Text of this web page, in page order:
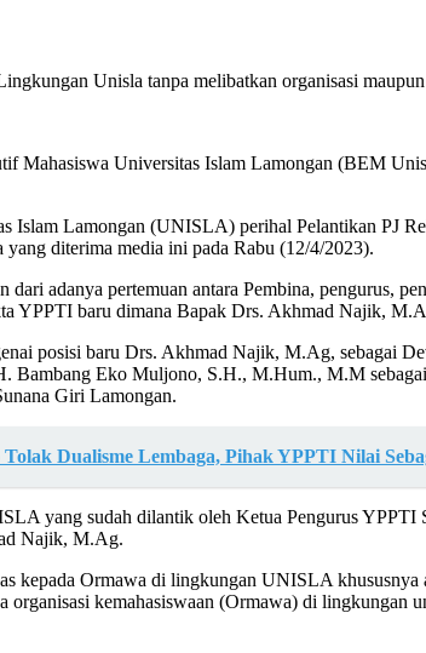
Unisla tanpa melibatkan organisasi
Mahasiswa Universitas Islam Lamongan (BEM
Islam Lamongan (UNISLA) perihal Pelantikan PJ
diterima media ini pada Rabu (12/4/2023).
adanya pertemuan antara Pembina, pengurus,
YPPTI baru dimana Bapak Drs. Akhmad Najik,
posisi baru Drs. Akhmad Najik, M.Ag, sebagai
Bambang Eko Muljono, S.H., M.Hum., M.M
Giri Lamongan.
Tolak Dualisme Lembaga, Pihak YPPTI Nilai
yang sudah dilantik oleh Ketua Pengurus
Najik, M.Ag.
kepada Ormawa di lingkungan UNISLA
organisasi kemahasiswaan (Ormawa) di